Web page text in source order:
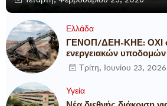
Ελλάδα
ΓΕΝΟΠ/ΔΕΗ-ΚΗΕ: ΟΧΙ
ενεργειακών
Τρίτη, Ιουνίου 23, 2026
Υγεία